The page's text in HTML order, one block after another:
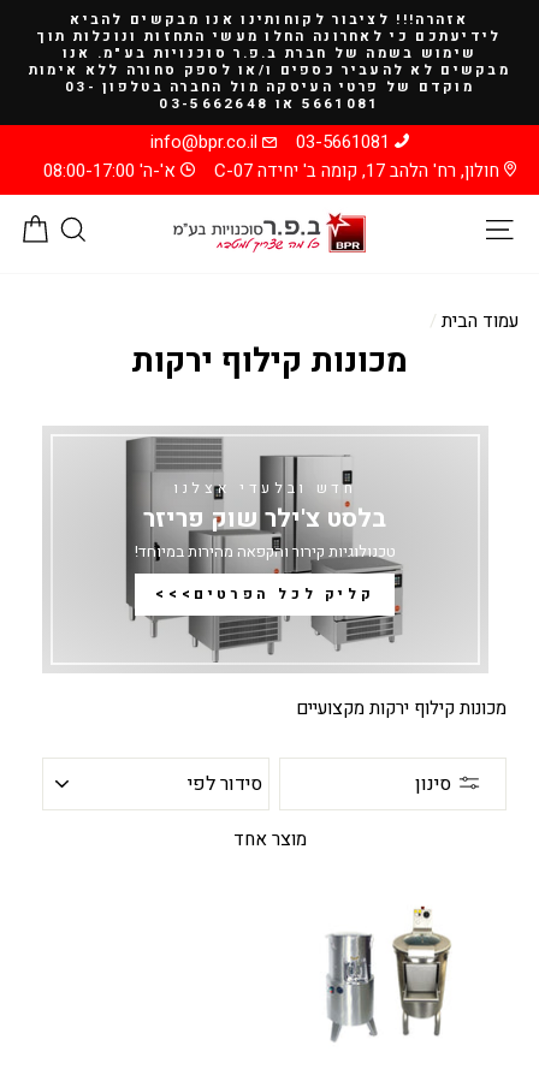
קריאה
אזהרה!!! לציבור לקוחותינו אנו מבקשים להביא
לידיעתכם כי לאחרונה החלו מעשי התחזות ונוכלות תוך
שימוש בשמה של חברת ב.פ.ר סוכנויות בע"מ. אנו
מבקשים לא להעביר כספים ו/או לספק סחורה ללא אימות
מוקדם של פרטי העיסקה מול החברה בטלפון 03-
5661081 או 03-5662648
03-5661081
info@bpr.co.il
חולון, רח' הלהב 17, קומה ב' יחידה C-07
א'-ה' 08:00-17:00
עמוד הבית /
מכונות קילוף ירקות
חדש ובלעדי אצלנו
בלסט צ'ילר שוק פריזר
טכנולוגיות קירור והקפאה מהירות במיוחד!
קליק לכל הפרטים>>>
מכונות קילוף ירקות מקצועיים
סינון
סידור
לפי
מוצר אחד